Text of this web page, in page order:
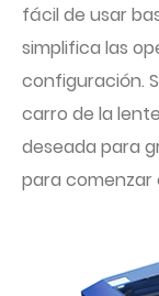
fácil de usar
simplifica las
configuración.
carro de la
deseada para
para comenzar